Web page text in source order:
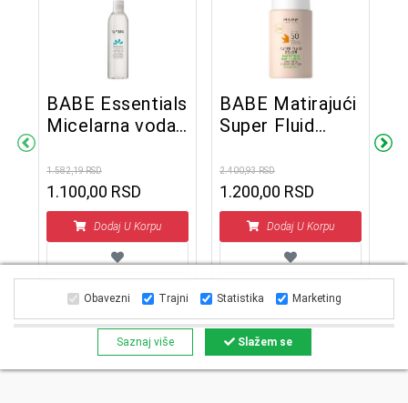
BABE Essentials
Micelarna voda
1.582,19 RSD
1.100,00 RSD
Dodaj U Korpu
BABE Matirajući
Super Fluid
50 ml
2.400,93 RSD
1.200,00 RSD
Dodaj U Korpu
Obavezni Trajni Statistika Marketing
Saznaj više Slažem se